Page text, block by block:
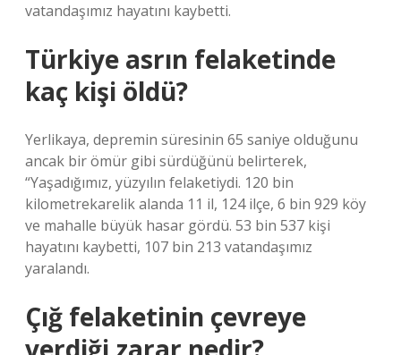
vatandaşımız hayatını kaybetti.
Türkiye asrın felaketinde
kaç kişi öldü?
Yerlikaya, depremin süresinin 65 saniye olduğunu
ancak bir ömür gibi sürdüğünü belirterek,
“Yaşadığımız, yüzyılın felaketiydi. 120 bin
kilometrekarelik alanda 11 il, 124 ilçe, 6 bin 929 köy
ve mahalle büyük hasar gördü. 53 bin 537 kişi
hayatını kaybetti, 107 bin 213 vatandaşımız
yaralandı.
Çığ felaketinin çevreye